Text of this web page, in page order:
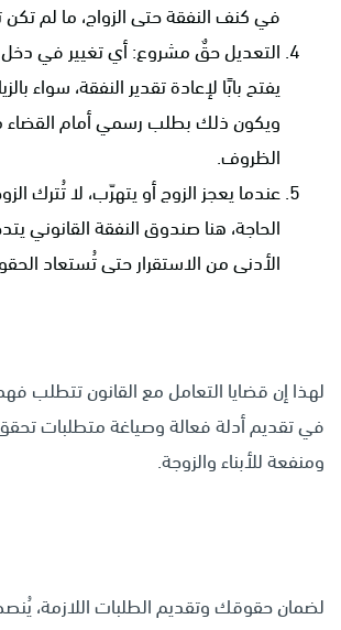
في كنف النفقة حتى الزواج، ما لم تكن
التعديل حقٌ مشروع: أي تغيير في
يفتح بابًا لإعادة تقدير النفقة، سواء
ويكون ذلك بطلب رسمي أمام القضاء
الظروف.
عندما يعجز الزوج أو يتهرّب، لا تُترك
الحاجة، هنا صندوق النفقة القانوني
الأدنى من الاستقرار حتى تُستعاد
لهذا إن قضايا التعامل مع القانون تتطلب
في تقديم أدلة فعالة وصياغة متطلبات
ومنفعة للأبناء والزوجة.
لضمان حقوقك وتقديم الطلبات اللازمة،